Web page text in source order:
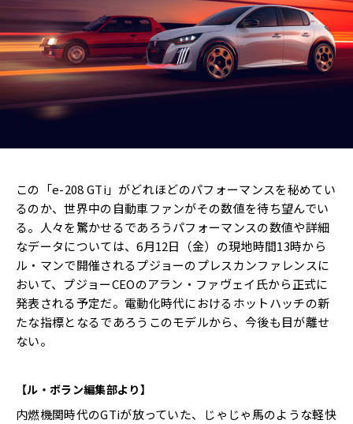
この「e-208 GTi」がどれほどのパフォーマンスを秘めてい
るのか、世界中の自動車ファンがその数値を待ち望んでい
る。人々を驚かせるであろうパフォーマンスの数値や詳細
なデータについては、6月12日（金）の現地時間13時から
ル・マンで開催されるプジョーのプレスカンファレンスに
おいて、プジョーCEOのアラン・ファヴェイ氏から正式に
発表される予定だ。電動化時代におけるホットハッチの新
たな指標となるであろうこのモデルから、今後も目が離せ
ない。
【ル・ボラン編集部より】
内燃機関時代のGTiが放っていた、じゃじゃ馬のような軽快